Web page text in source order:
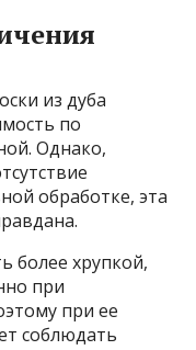
из дуба
по
Однако,
обработке, эта
более хрупкой,
при
при ее
соблюдать